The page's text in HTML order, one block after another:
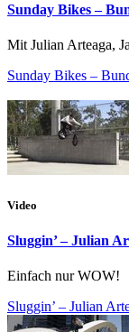
Sunday Bikes –
Mit Julian Arteaga,
Sunday Bikes –
Video
Sluggin’ – Julian
Einfach nur WOW!
Sluggin’ – Julian